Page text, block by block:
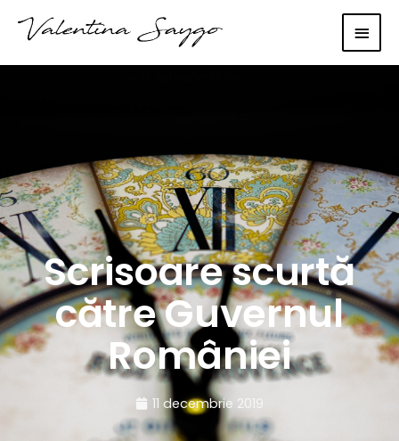
Main
Scrisoare scurtă
către Guvernul
României
11 decembrie 2019